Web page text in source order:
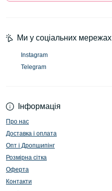
Інформація
Про нас
Доставка і оплата
Опт і Дропшипінг
Розмірна сітка
Оферта
Контакти
Ми у соціальних мережах
Instagram
Telegram